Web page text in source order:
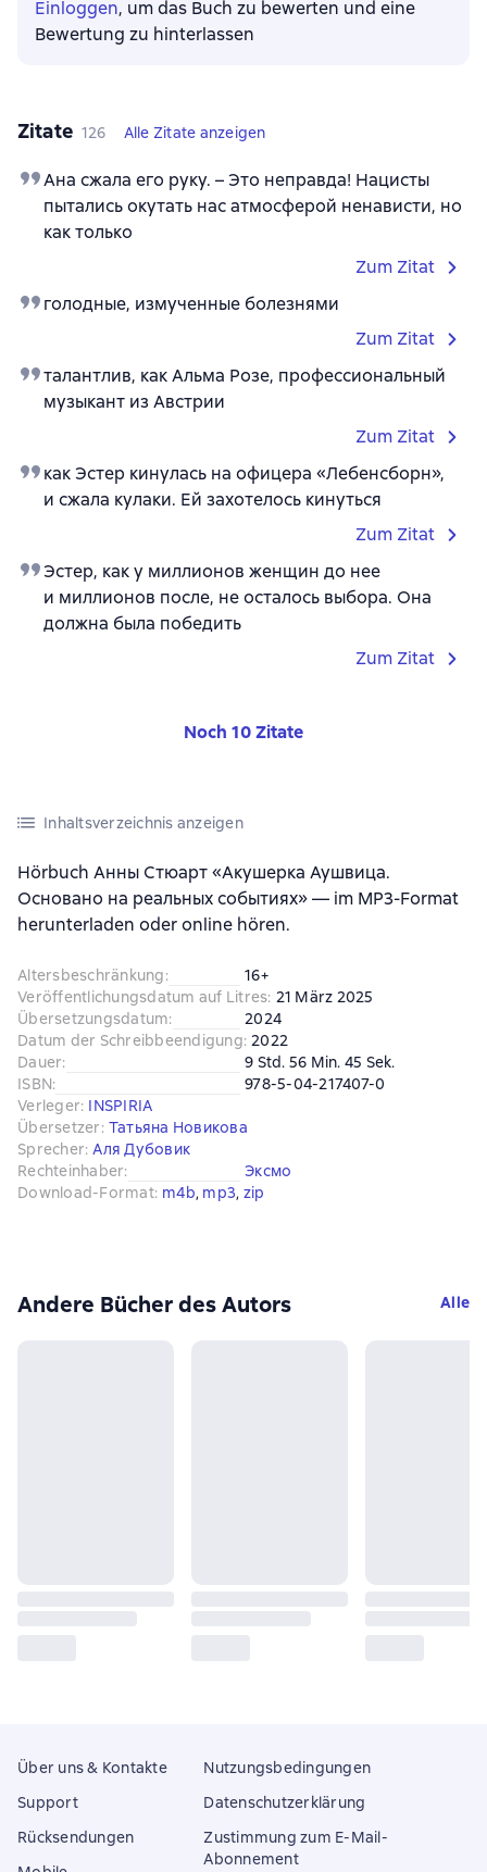
Einloggen, um das Buch zu bewerten und eine
Bewertung zu hinterlassen
Zitate 126 Alle Zitate anzeigen
Ана сжала его руку. – Это неправда! Нацисты
пытались окутать нас атмосферой ненависти, но
как только
Zum Zitat
голодные, измученные болезнями
Zum Zitat
талантлив, как Альма Розе, профессиональный
музыкант из Австрии
Zum Zitat
как Эстер кинулась на офицера «Лебенсборн»,
и сжала кулаки. Ей захотелось кинуться
Zum Zitat
Эстер, как у миллионов женщин до нее
и миллионов после, не осталось выбора. Она
должна была победить
Zum Zitat
Noch 10 Zitate
Inhaltsverzeichnis anzeigen
Hörbuch Анны Стюарт «Акушерка Аушвица.
Основано на реальных событиях» — im MP3-Format
herunterladen oder online hören.
Altersbeschränkung:
16+
Veröffentlichungsdatum auf Litres: 21 März 2025
Übersetzungsdatum:
2024
Datum der Schreibbeendigung: 2022
Dauer:
9 Std. 56 Min. 45 Sek.
ISBN:
978-5-04-217407-0
Verleger: INSPIRIA
Übersetzer: Татьяна Новикова
Sprecher: Аля Дубовик
Rechteinhaber:
Эксмо
Download-Format: m4b, mp3, zip
Andere Bücher des Autors Alle
Über uns & Kontakte
Support
Rücksendungen
Nutzungsbedingungen
Datenschutzerklärung
Zustimmung zum E-Mail-
Abonnement